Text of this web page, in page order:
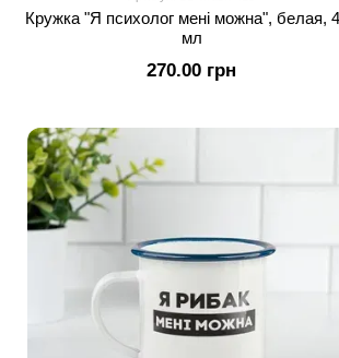
Кружка "Я психолог мені можна", белая,
мл
270.00 грн